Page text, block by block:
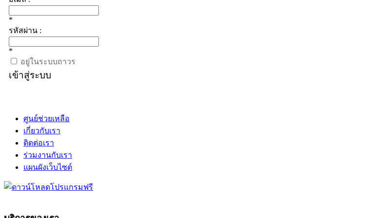
*
รหัสผ่าน :
*
อยู่ในระบบถาวร
เข้าสู่ระบบ
ศูนย์ช่วยเหลือ
เกี่ยวกับเรา
ติดต่อเรา
ร่วมงานกับเรา
แผนผังเว็บไซต์